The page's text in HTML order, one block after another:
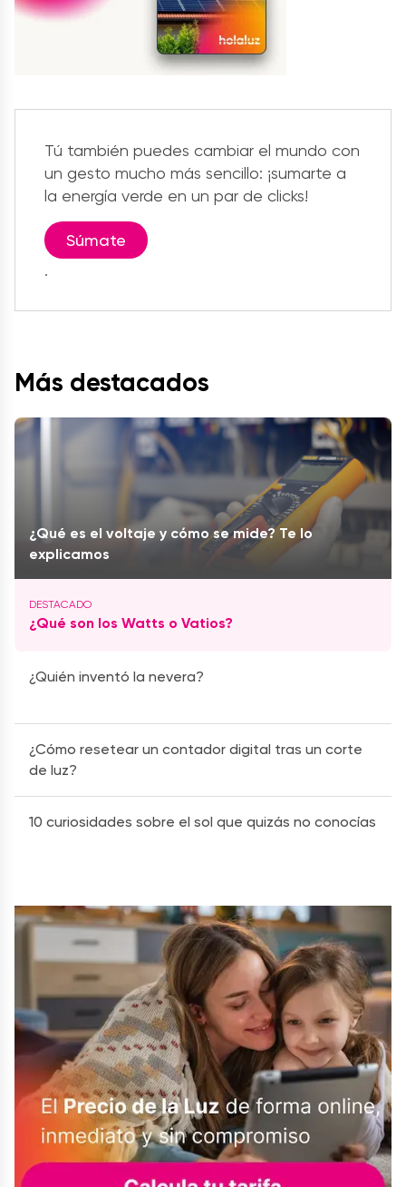
Tú también puedes cambiar el mundo con
un gesto mucho más sencillo: ¡sumarte a
la energía verde en un par de clicks!
Súmate
.
Más destacados
¿Qué es el voltaje y cómo se mide? Te lo
explicamos
¿Qué son los Watts o Vatios?
¿Quién inventó la nevera?
¿Cómo resetear un contador digital tras un corte
de luz?
10 curiosidades sobre el sol que quizás no conocías